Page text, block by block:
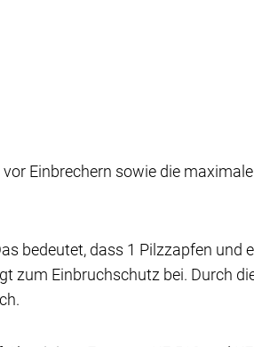
Einbrechern sowie die
bedeutet, dass 1 Pilzzapfen und
zum Einbruchschutz bei. Durch